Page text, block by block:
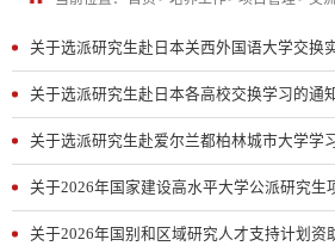
关于选派研究生赴日本关西外国语大学交换
关于选派研究生赴日本各高校交换学习的通
关于选派研究生赴爱尔兰都柏林城市大学学
关于2026年国家建设高水平大学公派研究生项目
关于2026年国别和区域研究人才支持计划资助项目